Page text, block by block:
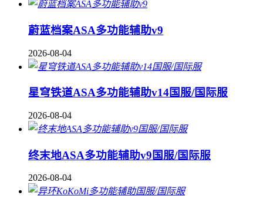
蔚蓝档案ASA多功能辅助v9
2026-08-04
星穹铁道ASA多功能辅助v14国服/国际服
2026-08-04
终末地ASA多功能辅助v9国服/国际服
2026-08-04